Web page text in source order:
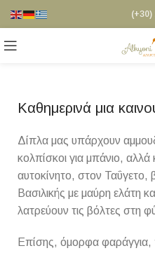
(+30)
Καθημερινά μια
Δίπλα μας υπάρχουν
κολπίσκοι για μπάνιο,
αυτοκίνητο, στον Ταΰγετο,
Βασιλικής με μαύρη ελάτη
λατρεύουν τις βόλτες στη
Επίσης, όμορφα φαράγγια,